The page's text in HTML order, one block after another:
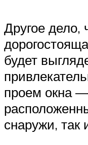
Другое дело,
будет
проем окна
снаружи, так